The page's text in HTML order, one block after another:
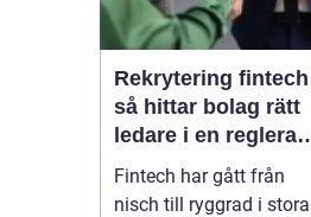
Rekrytering fintech
så hittar bolag rätt
ledare i en reglerad
tillväxtbransch
Fintech har gått från
nisch till ryggrad i stora